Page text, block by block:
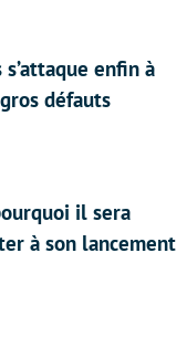
enfin à
défauts
il sera
à son lancement